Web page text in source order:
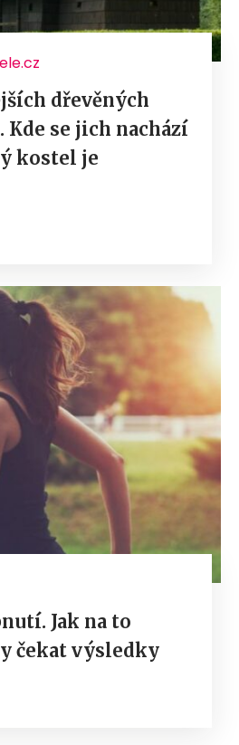
dřevěných
Kde se jich nachází
kostel je
Jak na to
čekat výsledky